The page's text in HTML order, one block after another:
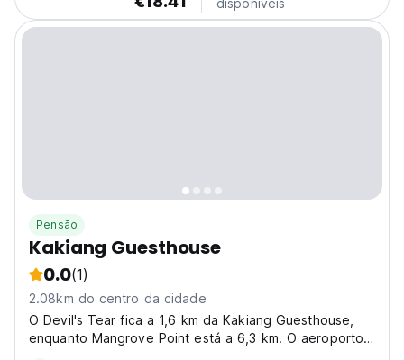
disponíveis
Pensão
Kakiang Guesthouse
0.0(1)
2.08km do centro da cidade
O Devil's Tear fica a 1,6 km da Kakiang Guesthouse,
enquanto Mangrove Point está a 6,3 km. O aeroporto